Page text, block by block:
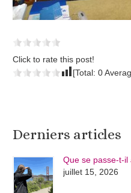
Click to rate this post!
[Total:0
Derniers articles
Que se passe-t-
juillet 15, 2026